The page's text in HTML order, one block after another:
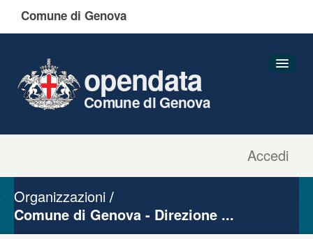
Comune di Genova
Accedi
opendata
Comune di Genova
Gruppi
Organizzazioni
Comune di Genova - Direzione ...